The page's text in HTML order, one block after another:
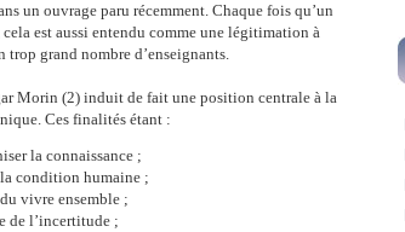
un ouvrage paru récemment. Chaque fois qu’un
est aussi entendu comme une légitimation à
grand nombre d’enseignants.
Morin (2) induit de fait une position centrale à la
Ces finalités étant :
la connaissance ;
condition humaine ;
vivre ensemble ;
de l’incertitude ;